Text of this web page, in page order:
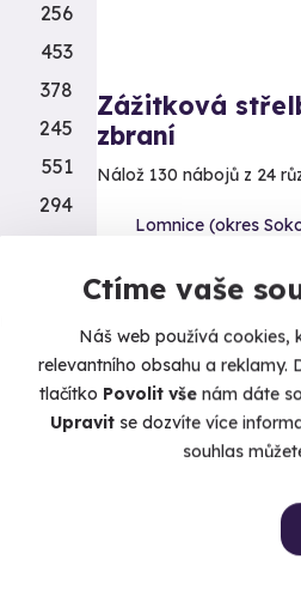
Ctíme vaše
Náš web používá cookies,
relevantního obsahu a reklamy.
tlačítko Povolit vše nám dáte
Upravitse dozvíte více
souhlas
Zážitková
zbraní
Nálož 130 nábojů z 24
Lomnice (okres
4 999 Kč
Volný termín už 11.
256
453
378
245
551
294
450
4
196
31